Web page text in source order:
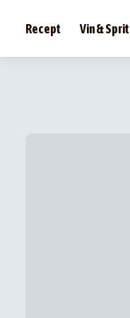
Recept Vin & Sprit